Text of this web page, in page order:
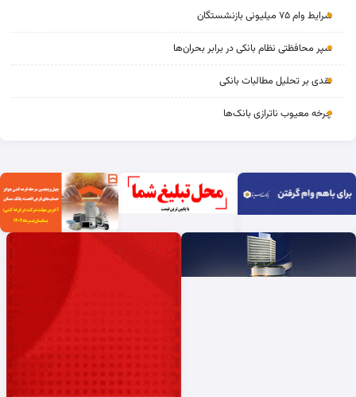
شرایط وام ۷۵ میلیونی بازنشستگان
سپر محافظتی نظام بانکی در برابر بحران‌ها
نقدی بر تحلیل مطالبات بانکی
چرخه‌ معیوب ناترازی بانک‌ها